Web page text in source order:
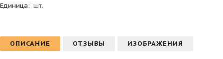
Единица: шт.
ОПИСАНИЕ ОТЗЫВЫ ИЗОБРАЖЕНИЯ